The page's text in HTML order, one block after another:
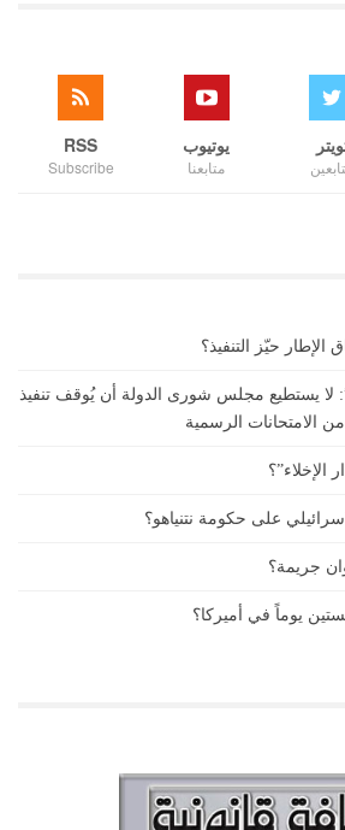
يوتيوب
متابعنا
RSS
Subscribe
حيّز التنفيذ؟
لا يستطيع مجلس شورى الدولة أن يُوقف تنفيذ
الامتحانات الرسمية
الإخلاء”؟
على حكومة نتنياهو؟
جريمة؟
يوماً في أميركا؟